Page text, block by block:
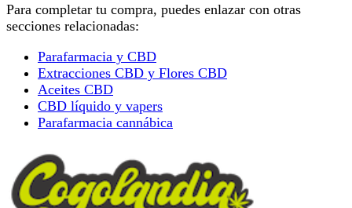
Para completar tu compra, puedes enlazar con otras
secciones relacionadas:
Parafarmacia y CBD
Extracciones CBD y Flores CBD
Aceites CBD
CBD líquido y vapers
Parafarmacia cannábica